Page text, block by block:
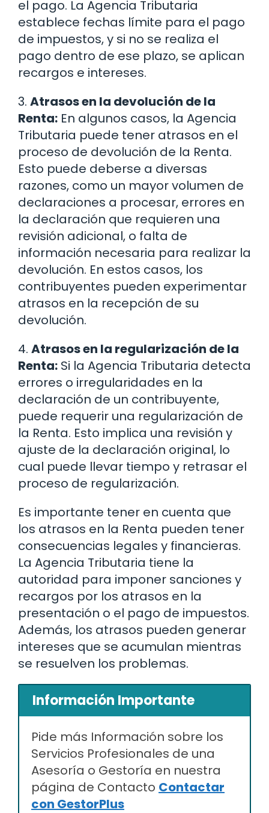
el pago. La Agencia Tributaria
establece fechas límite para el pago
de impuestos, y si no se realiza el
pago dentro de ese plazo, se aplican
recargos e intereses.
3. Atrasos en la devolución de la
Renta: En algunos casos, la Agencia
Tributaria puede tener atrasos en el
proceso de devolución de la Renta.
Esto puede deberse a diversas
razones, como un mayor volumen de
declaraciones a procesar, errores en
la declaración que requieren una
revisión adicional, o falta de
información necesaria para realizar la
devolución. En estos casos, los
contribuyentes pueden experimentar
atrasos en la recepción de su
devolución.
4. Atrasos en la regularización de la
Renta: Si la Agencia Tributaria detecta
errores o irregularidades en la
declaración de un contribuyente,
puede requerir una regularización de
la Renta. Esto implica una revisión y
ajuste de la declaración original, lo
cual puede llevar tiempo y retrasar el
proceso de regularización.
Es importante tener en cuenta que
los atrasos en la Renta pueden tener
consecuencias legales y financieras.
La Agencia Tributaria tiene la
autoridad para imponer sanciones y
recargos por los atrasos en la
presentación o el pago de impuestos.
Además, los atrasos pueden generar
intereses que se acumulan mientras
se resuelven los problemas.
Información Importante
Pide más Información sobre los
Servicios Profesionales de una
Asesoría o Gestoría en nuestra
página de Contacto Contactar
con GestorPlus